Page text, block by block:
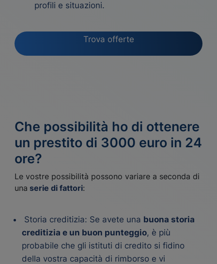
profili e situazioni.
Trova offerte
Che possibilità ho di ottenere
un prestito di 3000 euro in 24
ore?
Le vostre possibilità possono variare a seconda di
una serie di fattori:
Storia creditizia: Se avete una buona storia
creditizia e un buon punteggio, è più
probabile che gli istituti di credito si fidino
della vostra capacità di rimborso e vi